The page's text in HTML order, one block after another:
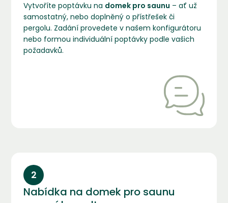
Vytvoříte poptávku na domek pro saunu – ať už
samostatný, nebo doplněný o přístřešek či
pergolu. Zadání provedete v našem konfigurátoru
nebo formou individuální poptávky podle vašich
požadavků.
2
Nabídka na domek pro saunu